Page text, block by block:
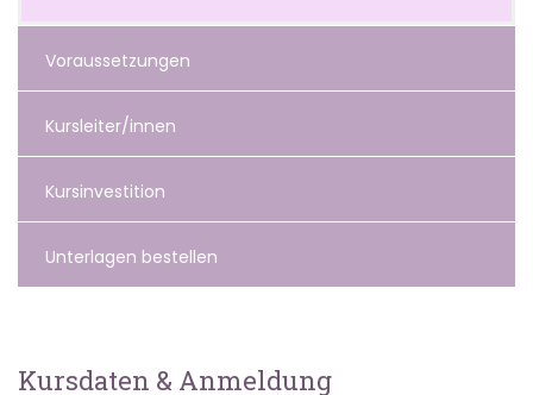
Voraussetzungen
Kursleiter/innen
Kursinvestition
Unterlagen bestellen
Kursdaten & Anmeldung